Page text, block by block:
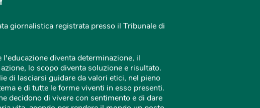
giornalistica registrata presso il Tribunale di
diventa determinazione, il
lo scopo diventa soluzione e risultato.
di lasciarsi guidare da valori etici, nel pieno
e di tutte le forme viventi in esso presenti.
decidono di vivere con sentimento e di dare